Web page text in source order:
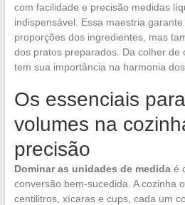
com facilidade e precisão medidas
indispensável. Essa maestria
proporções dos ingredientes, mas
dos pratos preparados. Da colher de
tem sua importância na harmonia
Os essenciais
volumes na
precisão
Dominar as unidades de medidaé
conversão bem-sucedida. A cozinha
centilitros, xícaras e cups, cada um